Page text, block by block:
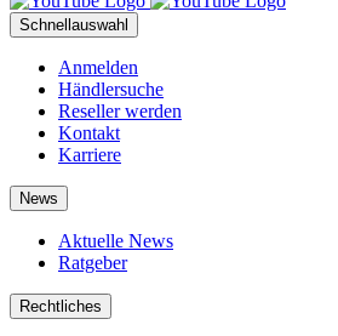
Schnellauswahl
Anmelden
Händlersuche
Reseller werden
Kontakt
Karriere
News
Aktuelle News
Ratgeber
Rechtliches